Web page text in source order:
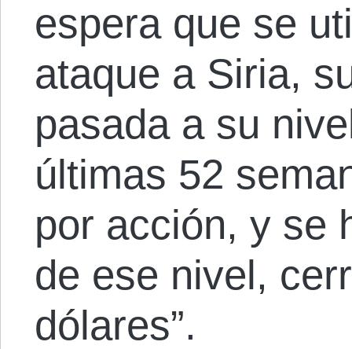
espera que se
ataque a Siria,
pasada a su
últimas 52
por acción, y se
de ese nivel,
dólares”.